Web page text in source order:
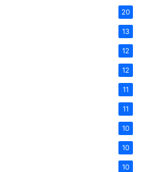
20
13
12
12
11
11
10
10
10